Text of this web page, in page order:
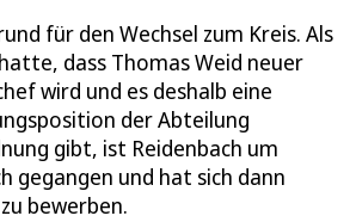
für den Wechsel zum Kreis. Als
dass Thomas Weid neuer
wird und es deshalb eine
der Abteilung
gibt, ist Reidenbach um
gegangen und hat sich dann
bewerben.